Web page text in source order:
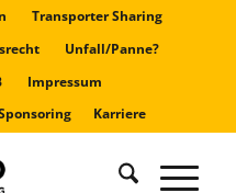
Transporter Sharing
Unfall/Panne?
Impressum
Karriere